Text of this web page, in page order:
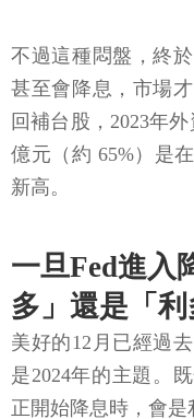
不過這種悶盤，終
甚至會降息，市場
回補台股，2023年
億元（約 65%）是
新高。
一旦Fed進入
多」還是「利
美好的12月已經過
是2024年的主題。
正開始降息時，會是